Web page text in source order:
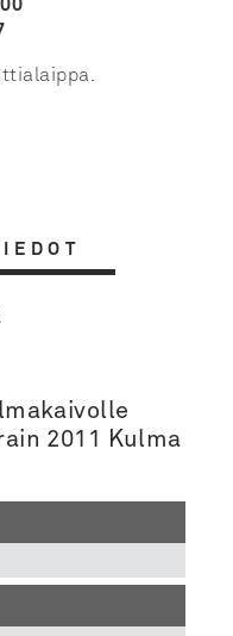
2011 Kulma